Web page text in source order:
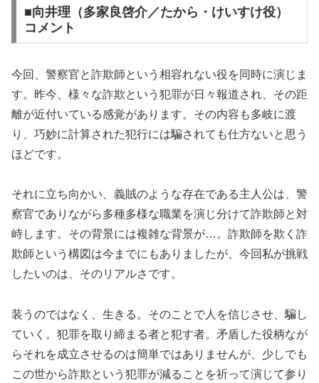
■向井理（多家良啓介／たから・けいすけ役）
コメント
今回、警察官と詐欺師という相容れない役を同時に演じま
す。昨今、様々な詐欺という犯罪が日々報道され、その距
離が近付いている感覚があります。その内容も多岐に渡
り、巧妙に計算された犯行には騙されても仕方ないと思う
ほどです。
それに立ち向かい、義賊のような存在である主人公は、警
察官でありながら多種多様な職業を演じ分けて詐欺師と対
峙します。その背景には複雑な背景が…。詐欺師を欺く詐
欺師という構図は今までにもありましたが、今回私が挑戦
したいのは、そのリアルさです。
装うのではなく、生きる。そのことで人を信じさせ、騙し
ていく。犯罪を取り締まる者と犯す者。矛盾した役柄なが
らそれを成立させるのは簡単ではありませんが、少しでも
この世から詐欺という犯罪が減ることを祈って演じて参り